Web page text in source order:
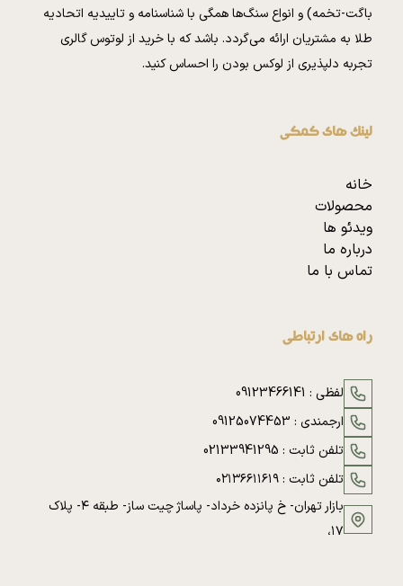
باگت-تخمه) و انواع سنگ‌ها همگی با شناسنامه و تاییدیه اتحادیه
طلا به مشتریان ارائه می‌گردد. باشد که با خرید از لوتوس گالری
تجربه دلپذیری از لوکس بودن را احساس کنید.
لینک های کمکی
خانه
محصولات
ویدئو ها
درباره ما
تماس با ما
راه های ارتباطی
لفظی : 09123466141
ارجمندی : 09125074453
تلفن ثابت : 02133941295
تلفن ثابت :۰۲۱۳۶۶۱۱۶۱۹
بازار تهران- خ پانزده خرداد- پاساژ چیت ساز- طبقه ۴- پلاک
۱۷،